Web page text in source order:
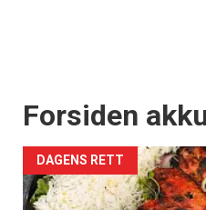
Forsiden
DAGENS RETT